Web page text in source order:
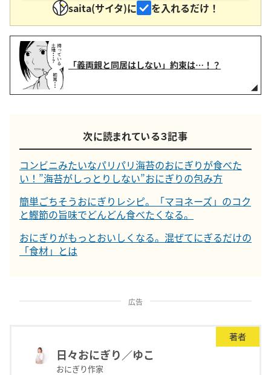
saita(サイタ)に を入れるだけ！
「義両親と同居はしない」約束は…！？
次に読まれている３記事
コンビニみたいなパリパリ海苔のおにぎりが食べた
い！”海苔がしっとりしない”おにぎりの包み方
簡単ごちそうおにぎりレシピ。「マヨネーズ」のコク
と鰹節の旨味でどんどん食べたくなる。
おにぎりがもっとおいしくなる。混ぜてにぎるだけの
「食材」とは
広告
著者
日々おにぎり／ゆこ
おにぎり作家